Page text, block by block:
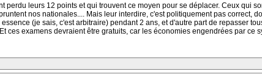
leurs 12 points et qui trouvent ce moyen pour se déplacer. Ceux qui
nos nationales.... Mais leur interdire, c'est politiquement pas correct,
(je sais, c'est arbitraire) pendant 2 ans, et d'autre part de repasser
examens devraient être gratuits, car les économies engendrées par